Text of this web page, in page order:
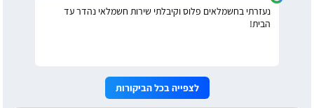
נעזרתי בחשמלאים פלוס וקיבלתי שירות חשמלאי נהדר עד
הבית!
לצפייה בכל הביקורות